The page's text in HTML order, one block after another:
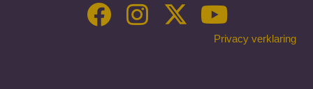
Privacy verklaring